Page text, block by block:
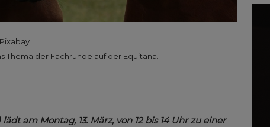
Thema der Fachrunde auf der Equitana.
am Montag, 13. März, von 12 bis 14 Uhr zu einer